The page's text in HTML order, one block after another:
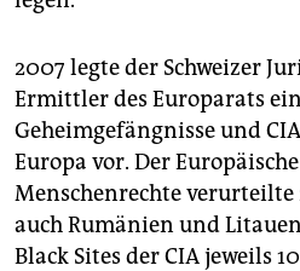
2007 legte der Schweizer
Ermittler des Europarats
Geheimgefängnisse und
Europa vor. Der
Menschenrechte verurteilte
auch Rumänien und
Black Sites der CIA jeweils